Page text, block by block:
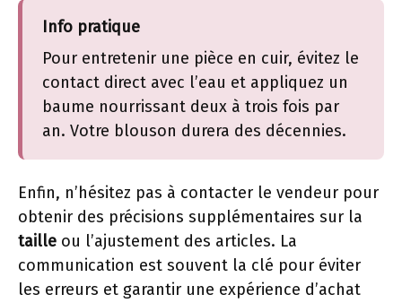
Info pratique
Pour entretenir une pièce en cuir, évitez le
contact direct avec l’eau et appliquez un
baume nourrissant deux à trois fois par
an. Votre blouson durera des décennies.
Enfin, n’hésitez pas à contacter le vendeur pour
obtenir des précisions supplémentaires sur la
taille ou l’ajustement des articles. La
communication est souvent la clé pour éviter
les erreurs et garantir une expérience d’achat